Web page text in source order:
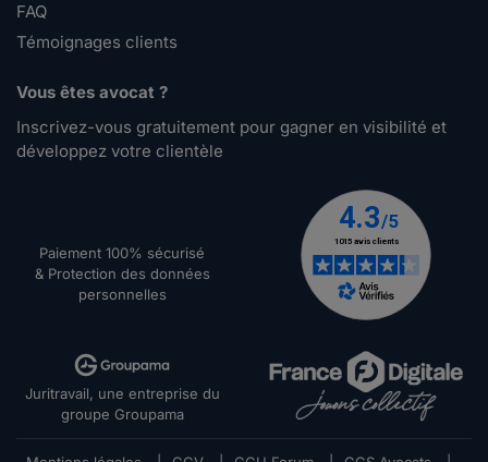
FAQ
Témoignages clients
Vous êtes avocat ?
Inscrivez-vous gratuitement pour gagner en visibilité et
développez votre clientèle
Paiement 100% sécurisé
& Protection des données
personnelles
Juritravail, une entreprise du
groupe Groupama